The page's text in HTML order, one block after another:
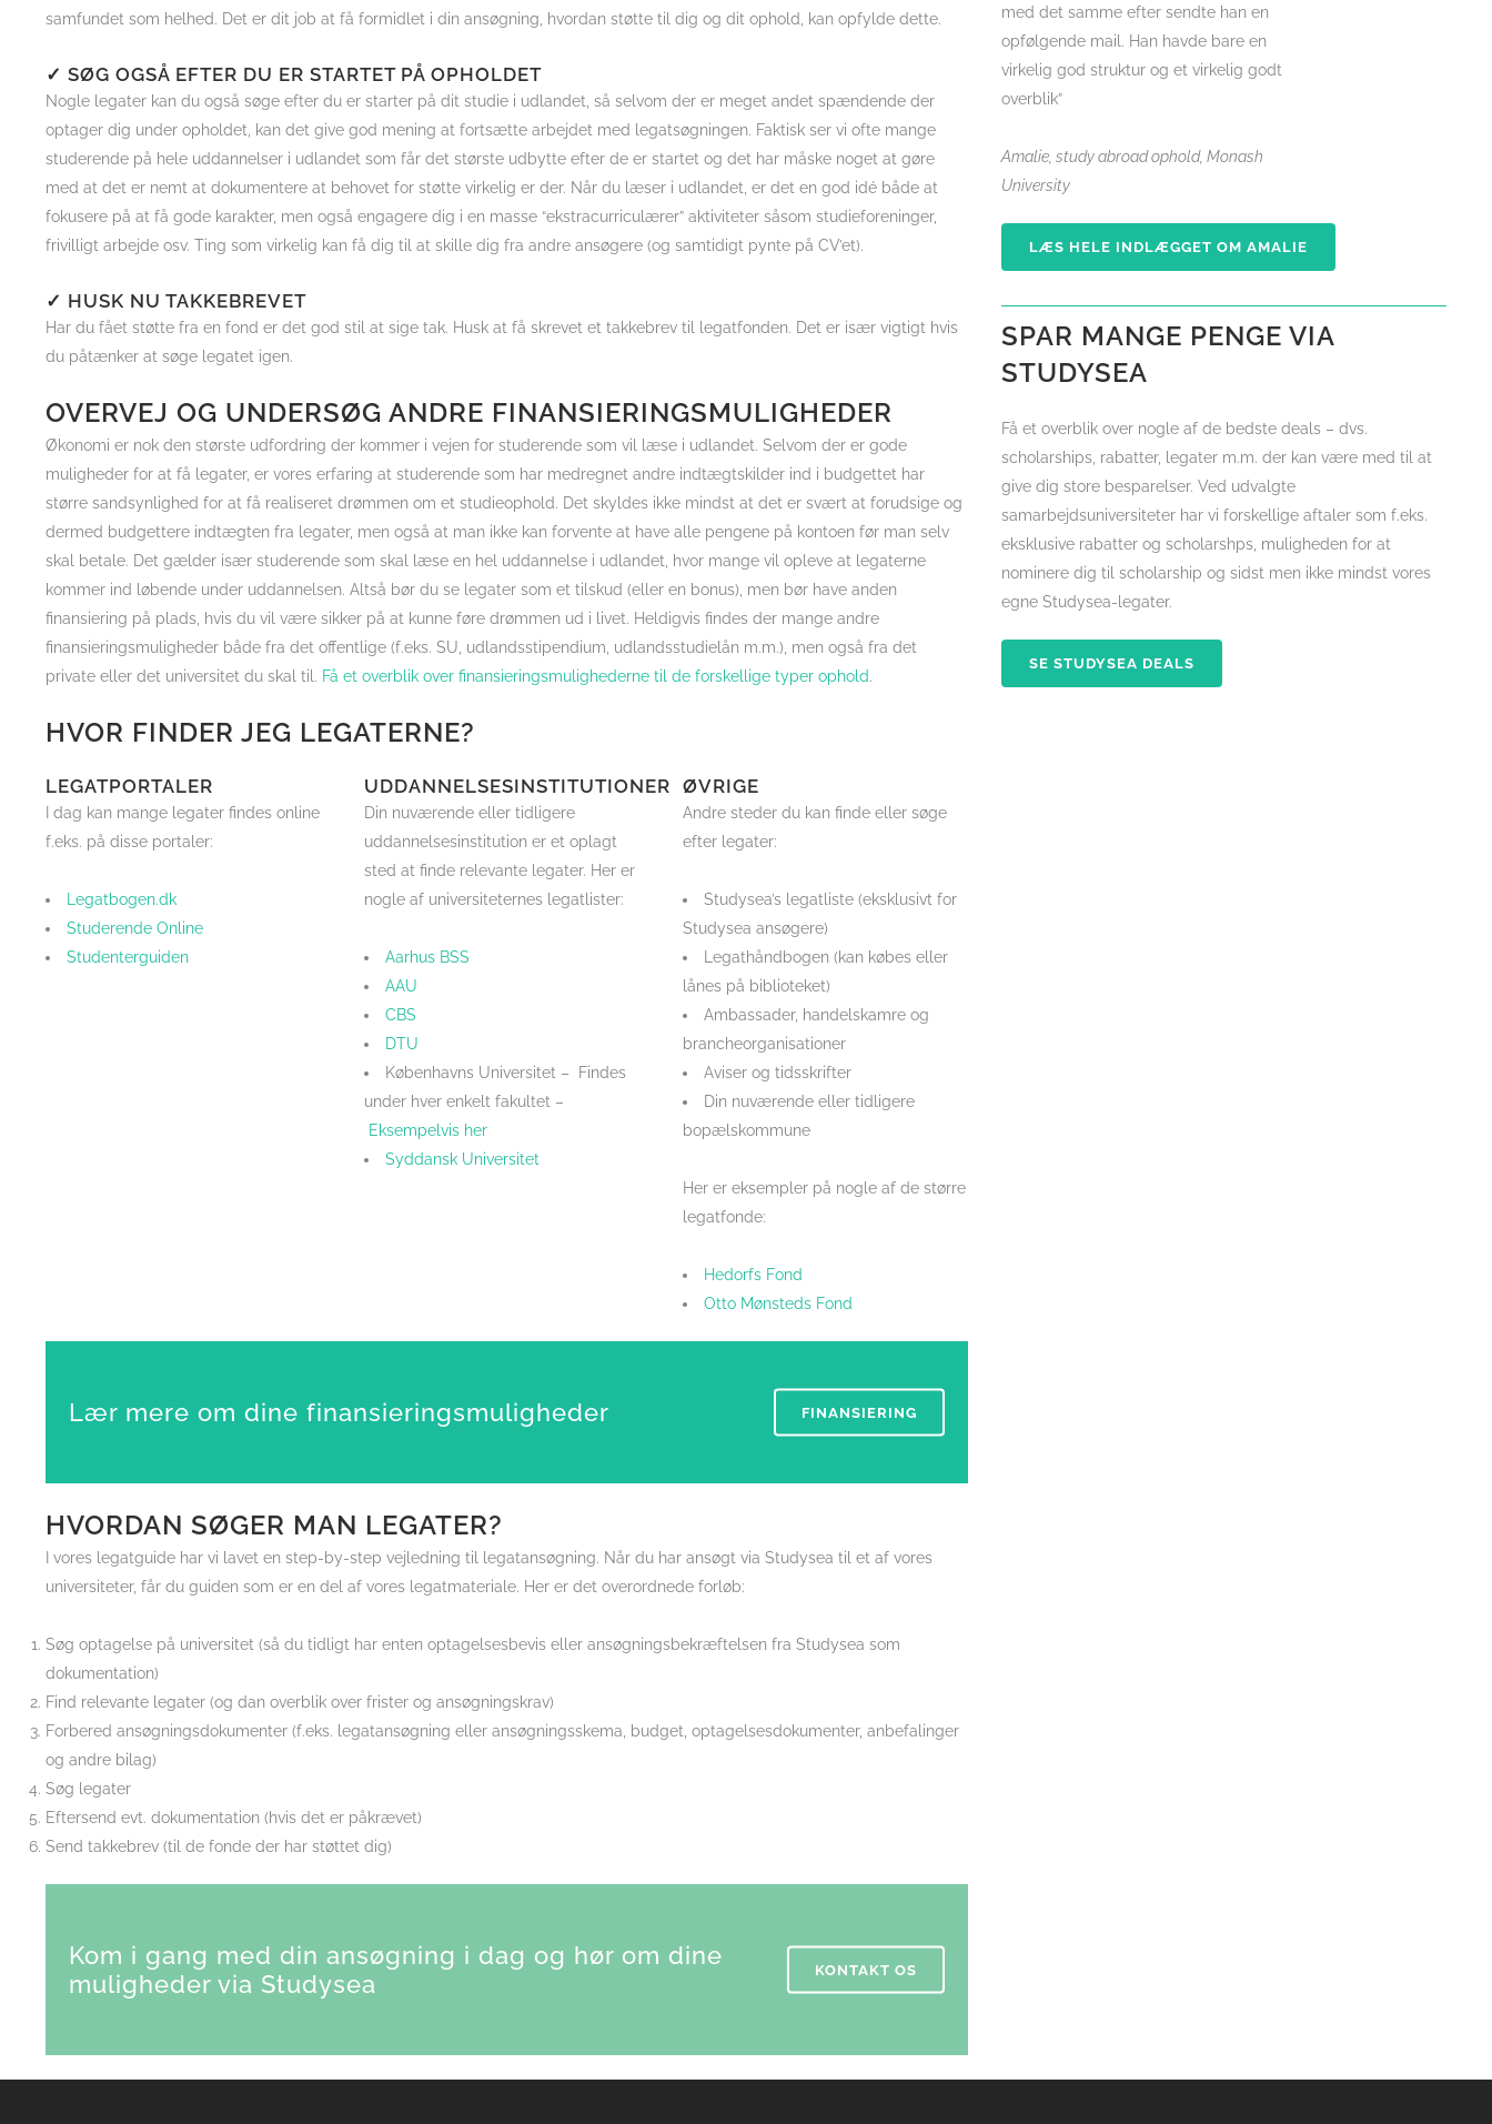
samfundet som helhed. Det er dit job at få formidlet i din ansøgning, hvordan støtte til dig og dit ophold, kan opfylde dette.
✓ SØG OGSÅ EFTER DU ER STARTET PÅ OPHOLDET
Nogle legater kan du også søge efter du er starter på dit studie i udlandet, så selvom der er meget andet spændende der
optager dig under opholdet, kan det give god mening at fortsætte arbejdet med legatsøgningen. Faktisk ser vi ofte mange
studerende på hele uddannelser i udlandet som får det største udbytte efter de er startet og det har måske noget at gøre
med at det er nemt at dokumentere at behovet for støtte virkelig er der. Når du læser i udlandet, er det en god idé både at
fokusere på at få gode karakter, men også engagere dig i en masse “ekstracurriculærer” aktiviteter såsom studieforeninger,
frivilligt arbejde osv. Ting som virkelig kan få dig til at skille dig fra andre ansøgere (og samtidigt pynte på CV’et).
✓ HUSK NU TAKKEBREVET
Har du fået støtte fra en fond er det god stil at sige tak. Husk at få skrevet et takkebrev til legatfonden. Det er især vigtigt hvis
du påtænker at søge legatet igen.
OVERVEJ OG UNDERSØG ANDRE FINANSIERINGSMULIGHEDER
Økonomi er nok den største udfordring der kommer i vejen for studerende som vil læse i udlandet. Selvom der er gode
muligheder for at få legater, er vores erfaring at studerende som har medregnet andre indtægtskilder ind i budgettet har
større sandsynlighed for at få realiseret drømmen om et studieophold. Det skyldes ikke mindst at det er svært at forudsige og
dermed budgettere indtægten fra legater, men også at man ikke kan forvente at have alle pengene på kontoen før man selv
skal betale. Det gælder især studerende som skal læse en hel uddannelse i udlandet, hvor mange vil opleve at legaterne
kommer ind løbende under uddannelsen. Altså bør du se legater som et tilskud (eller en bonus), men bør have anden
finansiering på plads, hvis du vil være sikker på at kunne føre drømmen ud i livet. Heldigvis findes der mange andre
finansieringsmuligheder både fra det offentlige (f.eks. SU, udlandsstipendium, udlandsstudielån m.m.), men også fra det
private eller det universitet du skal til. Få et overblik over finansieringsmulighederne til de forskellige typer ophold.
HVOR FINDER JEG LEGATERNE?
LEGATPORTALER
I dag kan mange legater findes online
f.eks. på disse portaler:
Legatbogen.dk
Studerende Online
Studenterguiden
UDDANNELSESINSTITUTIONER
Din nuværende eller tidligere
uddannelsesinstitution er et oplagt
sted at finde relevante legater. Her er
nogle af universiteternes legatlister:
Aarhus BSS
AAU
CBS
DTU
Københavns Universitet – Findes
under hver enkelt fakultet –
Eksempelvis her
Syddansk Universitet
ØVRIGE
Andre steder du kan finde eller søge
efter legater:
Studysea’s legatliste (eksklusivt for
Studysea ansøgere)
Legathåndbogen (kan købes eller
lånes på biblioteket)
Ambassader, handelskamre og
brancheorganisationer
Aviser og tidsskrifter
Din nuværende eller tidligere
bopælskommune
Her er eksempler på nogle af de større
legatfonde:
Hedorfs Fond
Otto Mønsteds Fond
Lær mere om dine finansieringsmuligheder FINANSIERING
HVORDAN SØGER MAN LEGATER?
I vores legatguide har vi lavet en step-by-step vejledning til legatansøgning. Når du har ansøgt via Studysea til et af vores
universiteter, får du guiden som er en del af vores legatmateriale. Her er det overordnede forløb:
Søg optagelse på universitet (så du tidligt har enten optagelsesbevis eller ansøgningsbekræftelsen fra Studysea som
dokumentation)
Find relevante legater (og dan overblik over frister og ansøgningskrav)
Forbered ansøgningsdokumenter (f.eks. legatansøgning eller ansøgningsskema, budget, optagelsesdokumenter, anbefalinger
og andre bilag)
Søg legater
Eftersend evt. dokumentation (hvis det er påkrævet)
Send takkebrev (til de fonde der har støttet dig)
Kom i gang med din ansøgning i dag og hør om dine
muligheder via Studysea
KONTAKT OS
med det samme efter sendte han en
opfølgende mail. Han havde bare en
virkelig god struktur og et virkelig godt
overblik”
Amalie, study abroad ophold, Monash
University
LÆS HELE INDLÆGGET OM AMALIE
SPAR MANGE PENGE VIA
STUDYSEA
Få et overblik over nogle af de bedste deals – dvs.
scholarships, rabatter, legater m.m. der kan være med til at
give dig store besparelser. Ved udvalgte
samarbejdsuniversiteter har vi forskellige aftaler som f.eks.
eksklusive rabatter og scholarshps, muligheden for at
nominere dig til scholarship og sidst men ikke mindst vores
egne Studysea-legater.
SE STUDYSEA DEALS